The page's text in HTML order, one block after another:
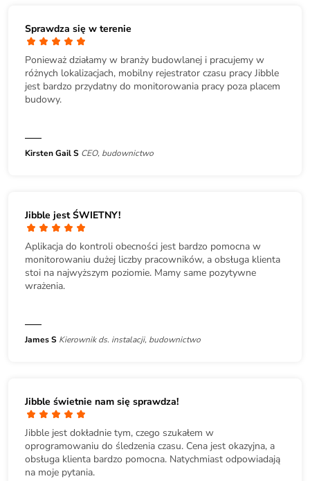
Sprawdza się w terenie
Ponieważ działamy w branży budowlanej i pracujemy w
różnych lokalizacjach, mobilny rejestrator czasu pracy Jibble
jest bardzo przydatny do monitorowania pracy poza placem
budowy.
Kirsten Gail S CEO, budownictwo
Jibble jest ŚWIETNY!
Aplikacja do kontroli obecności jest bardzo pomocna w
monitorowaniu dużej liczby pracowników, a obsługa klienta
stoi na najwyższym poziomie. Mamy same pozytywne
wrażenia.
James S Kierownik ds. instalacji, budownictwo
Jibble świetnie nam się sprawdza!
Jibble jest dokładnie tym, czego szukałem w
oprogramowaniu do śledzenia czasu. Cena jest okazyjna, a
obsługa klienta bardzo pomocna. Natychmiast odpowiadają
na moje pytania.